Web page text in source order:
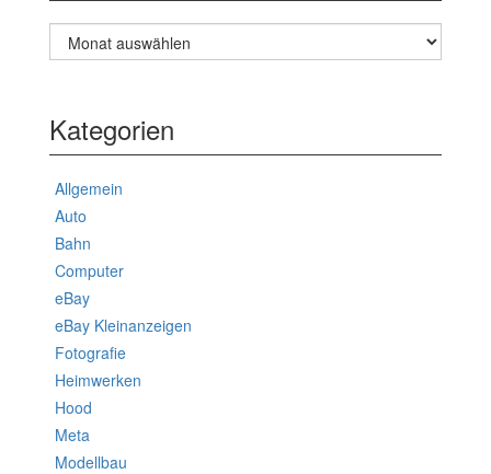
Archiv
Kategorien
Allgemein
Auto
Bahn
Computer
eBay
eBay Kleinanzeigen
Fotografie
Heimwerken
Hood
Meta
Modellbau